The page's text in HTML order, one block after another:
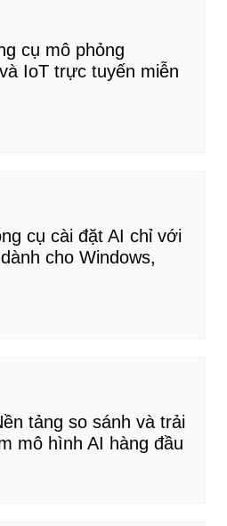
cụ mô phỏng
IoT trực tuyến miễn
cụ cài đặt AI chỉ với
cho Windows,
tảng so sánh và trải
mô hình AI hàng đầu